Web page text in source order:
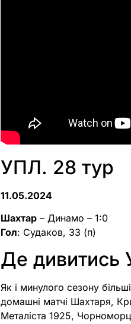
УПЛ. 28 тур
11.05.2024
Шахтар – Динамо – 1:0
Гол: Судаков, 33 (п)
Де дивитись
Як і минулого сезону
домашні матчі Шахтаря,
Металіста 1925,